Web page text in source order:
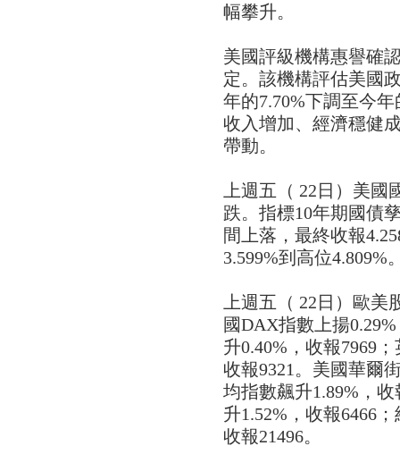
幅攀升。
美國評級機構惠譽確
定。該機構評估美國
年的7.70%下調至今
收入增加、經濟穩健
帶動。
上週五（ 22日）美
跌。指標10年期國債
間上落，最終收報
3.599%到高位4.809%
上週五（ 22日）歐
國DAX指數上揚
升0.40%，收報7969
收報9321。美國華爾
均指數飆升1.89%，
升1.52%，收報6466
收報21496。